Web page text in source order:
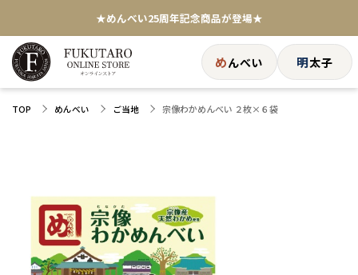
★めんべい25周年記念商品が登場★
【色々な味を試したい方へ】ポストイン！めんべい
送料全国一律770円！10,800円以上で送料無料
めんべい 明太子
TOP めんべい ご当地 宗像わかめんべい ２枚×６袋